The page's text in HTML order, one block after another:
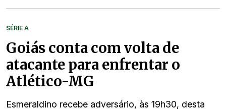
SÉRIE A
Goiás conta com volta de
atacante para enfrentar o
Atlético-MG
Esmeraldino recebe adversário, às 19h30, desta